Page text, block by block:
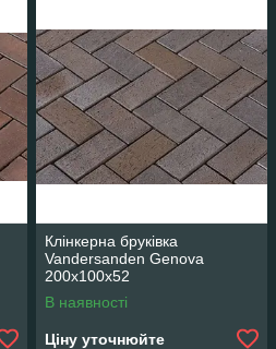
Клінкерна бруківка
Vandersanden Genova
200x100x52
В наявності
Ціну уточнюйте